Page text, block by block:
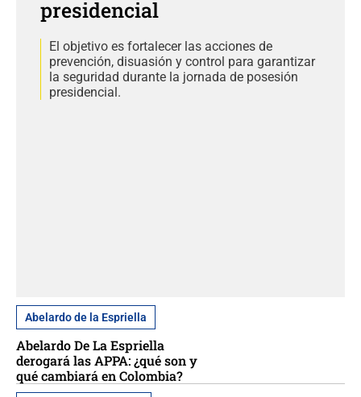
presidencial
El objetivo es fortalecer las acciones de
prevención, disuasión y control para garantizar
la seguridad durante la jornada de posesión
presidencial.
Abelardo de la Espriella
Abelardo De La Espriella
derogará las APPA: ¿qué son y
qué cambiará en Colombia?